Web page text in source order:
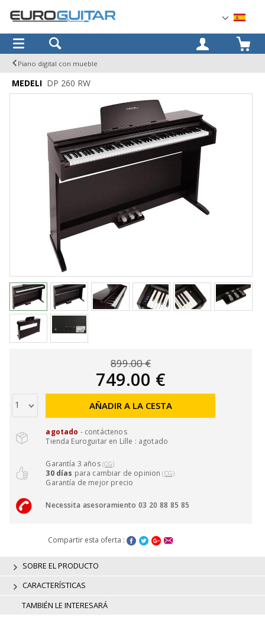
OK
Piano digital con mueble
MEDELI DP 260 RW
899.00 €
749.00 €
AÑADIR A LA CESTA
agotado - contáctenos
Tienda Euroguitar en Lille : agotado
Garantía 3 años (CG)
30 días para cambiar de opinion(CG)
Garantía de mejor precio
Necessita asesoramiento 03 20 88 85 85
Compartir esta oferta :
SOBRE EL PRODUCTO
CARACTERÍSTICAS
TAMBIÉN LE INTERESARÁ